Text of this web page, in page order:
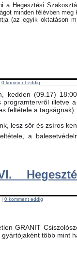
a Hegesztési
minden félévben meg
(az egyik oktatáson
0 komment eddig
kedden (09.17)
illetve
feltétele a tagságnak)
lesz sör és zsíros
a
| 0 komment eddig
GRANIT
több mint